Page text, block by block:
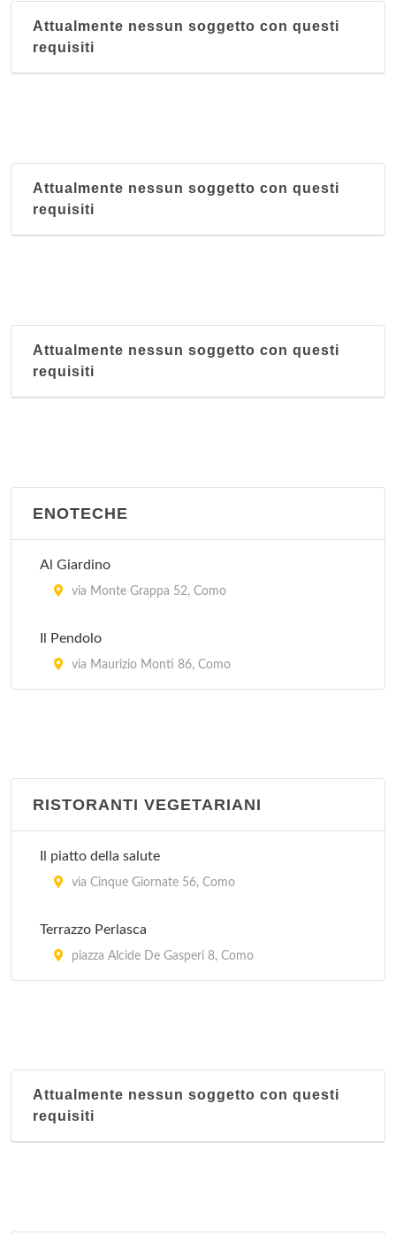
Attualmente nessun soggetto con questi
requisiti
Attualmente nessun soggetto con questi
requisiti
Attualmente nessun soggetto con questi
requisiti
ENOTECHE
Al Giardino
via Monte Grappa 52, Como
Il Pendolo
via Maurizio Monti 86, Como
RISTORANTI VEGETARIANI
Il piatto della salute
via Cinque Giornate 56, Como
Terrazzo Perlasca
piazza Alcide De Gasperi 8, Como
Attualmente nessun soggetto con questi
requisiti